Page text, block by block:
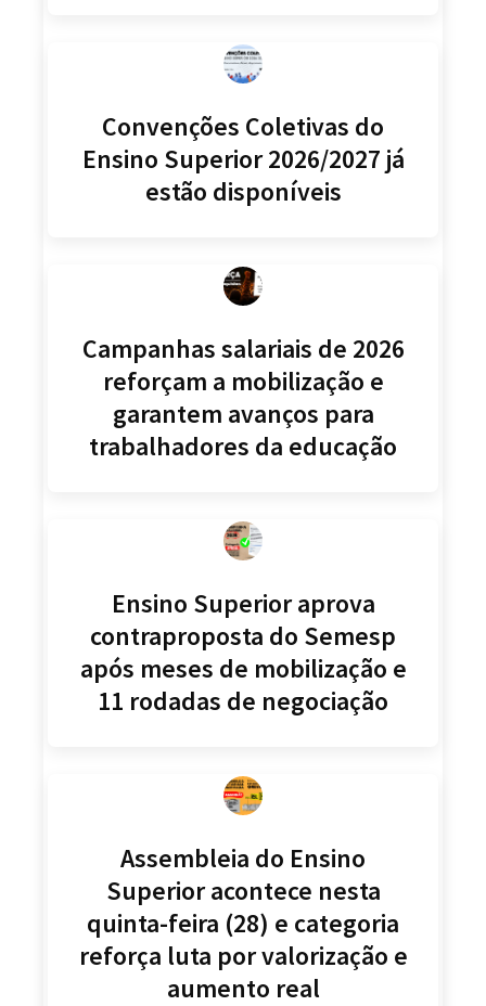
Convenções Coletivas do
Ensino Superior 2026/2027 já
estão disponíveis
Campanhas salariais de 2026
reforçam a mobilização e
garantem avanços para
trabalhadores da educação
Ensino Superior aprova
contraproposta do Semesp
após meses de mobilização e
11 rodadas de negociação
Assembleia do Ensino
Superior acontece nesta
quinta-feira (28) e categoria
reforça luta por valorização e
aumento real